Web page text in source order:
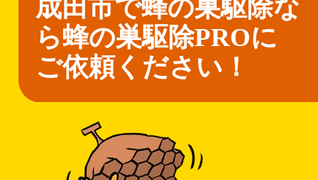
成田市で蜂の巣駆除な
ら蜂の巣駆除PROに
ご依頼ください！